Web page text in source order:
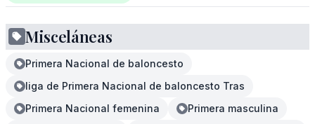
Misceláneas
Primera Nacional de baloncesto
liga de Primera Nacional de baloncesto Tras
Primera Nacional femenina
Primera masculina